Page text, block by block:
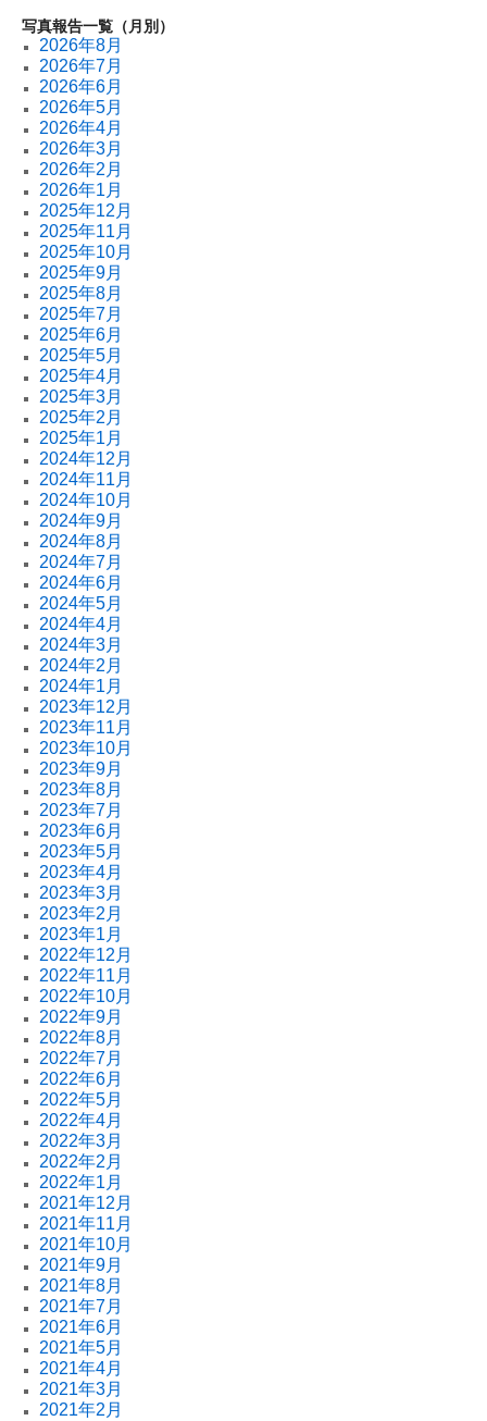
写真報告一覧（月別）
2026年8月
2026年7月
2026年6月
2026年5月
2026年4月
2026年3月
2026年2月
2026年1月
2025年12月
2025年11月
2025年10月
2025年9月
2025年8月
2025年7月
2025年6月
2025年5月
2025年4月
2025年3月
2025年2月
2025年1月
2024年12月
2024年11月
2024年10月
2024年9月
2024年8月
2024年7月
2024年6月
2024年5月
2024年4月
2024年3月
2024年2月
2024年1月
2023年12月
2023年11月
2023年10月
2023年9月
2023年8月
2023年7月
2023年6月
2023年5月
2023年4月
2023年3月
2023年2月
2023年1月
2022年12月
2022年11月
2022年10月
2022年9月
2022年8月
2022年7月
2022年6月
2022年5月
2022年4月
2022年3月
2022年2月
2022年1月
2021年12月
2021年11月
2021年10月
2021年9月
2021年8月
2021年7月
2021年6月
2021年5月
2021年4月
2021年3月
2021年2月